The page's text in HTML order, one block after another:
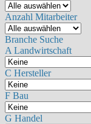
Anzahl Mitarbeiter
Branche Suche
A Landwirtschaft
C Hersteller
F Bau
G Handel